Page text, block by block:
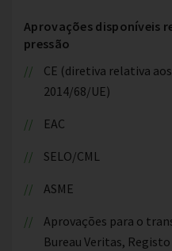
Aprovações disponíveis
pressão
CE (diretiva relativa
2014/68/UE)
EAC
SELO/CML
ASME
Aprovações para o
Bureau Veritas,